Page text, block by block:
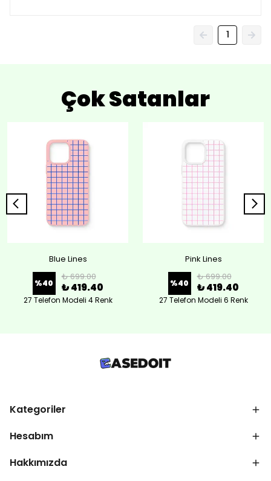
1
Çok Satanlar
Blue Lines
%40
₺ 699.00
₺ 419.40
27 Telefon Modeli 4 Renk
Pink Lines
%40
₺ 699.00
₺ 419.40
27 Telefon Modeli 6 Renk
Kategoriler
Hesabım
Hakkımızda